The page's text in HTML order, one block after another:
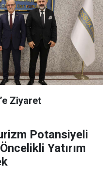
Ziyaret
Potansiyeli
Yatırım